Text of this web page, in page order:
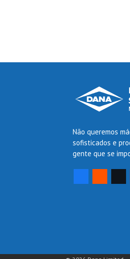
Não queremos
sofisticados e
gente que se